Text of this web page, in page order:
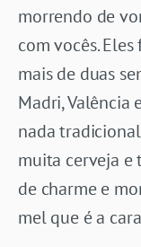
morrendo de
com vocês.
mais de duas
Madri, Valência
nada
muita cerveja e
de charme e
mel que é a